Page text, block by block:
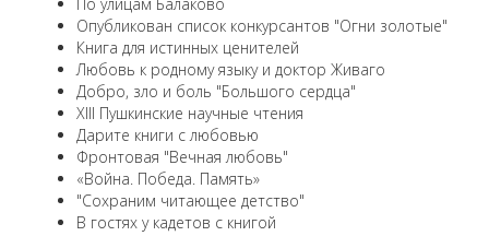
Опубликован список конкурсантов "Огни золотые"
Книга для истинных ценителей
Любовь к родному языку и доктор Живаго
Добро, зло и боль "Большого сердца"
XIII Пушкинские научные чтения
Дарите книги с любовью
Фронтовая "Вечная любовь"
«Война. Победа. Память»
"Сохраним читающее детство"
В гостях у кадетов с книгой